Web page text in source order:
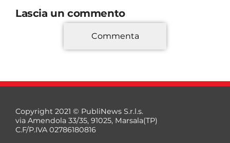
Lascia un commento
*
Commenta
Copyright 2021 © PubliNews S.r.l.s.
via Amendola 33/35, 91025, Marsala(TP)
C.F/P.IVA 02786180816